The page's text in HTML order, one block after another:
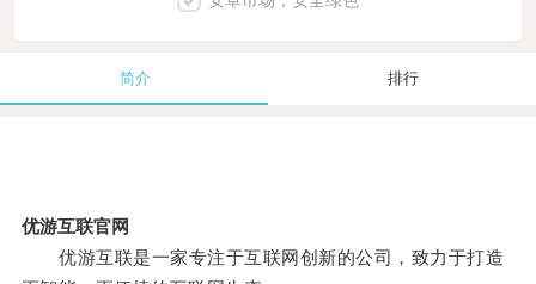
简介 排行
优游互联官网
优游互联是一家专注于互联网创新的公司，致力于打造